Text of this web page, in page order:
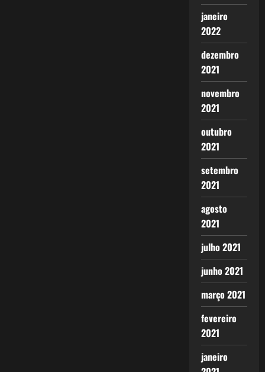
janeiro
2022
dezembro
2021
novembro
2021
outubro
2021
setembro
2021
agosto
2021
julho 2021
junho 2021
março 2021
fevereiro
2021
janeiro